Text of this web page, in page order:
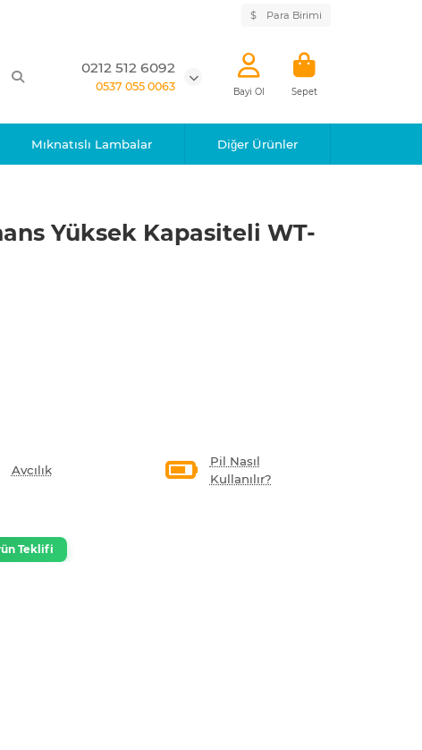
$ Para Birimi
0212 512 6092
0537 055 0063 Bayi Ol Sepet
Mıknatıslı Lambalar Diğer Ürünler
Yüksek Kapasiteli WT-
Avcılık
Pil Nasıl
Kullanılır?
Teklifi